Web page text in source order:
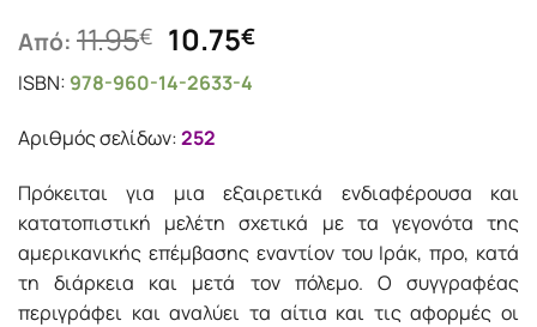
Από: 11.95€ Original
price
was:
11.95€.
10.75€Η
ISBN: 978-960-14-2633-4
Αριθμός σελίδων:252
Πρόκειται για μια εξαιρετικά ενδιαφέρουσα και
κατατοπιστική μελέτη σχετικά με τα γεγονότα της
αμερικανικής επέμβασης εναντίον του Ιράκ, προ, κατά
τη διάρκεια και μετά τον πόλεμο. Ο συγγραφέας
περιγράφει και αναλύει τα αίτια και τις αφορμές οι